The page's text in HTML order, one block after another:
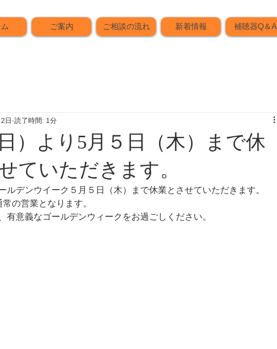
ご案内 ご相談の流れ 新着情報 補聴器Q＆A
）より5月５日（木）まで休
ていただきます。
日 読了時間: 1分
ルデンウイーク５月５日（木）まで休業とさせていただきます。
の営業となります。
有意義なゴールデンウィークをお過ごしください。